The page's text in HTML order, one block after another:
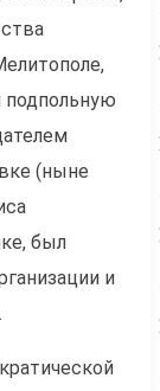
подпольную
(ныне
был
и